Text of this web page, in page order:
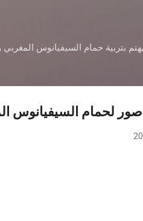
بتربية حمام السيفيانوس
لحمام السيفيانوس